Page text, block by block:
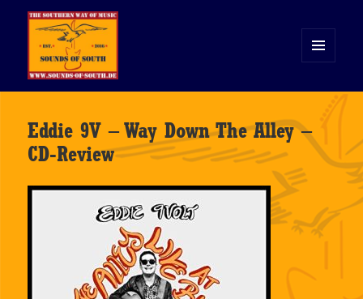
WIDGETS
Eddie 9V – Way Down The Alley –
CD-Review